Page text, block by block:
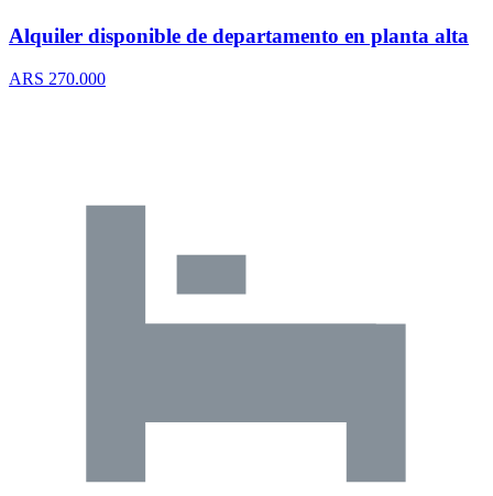
Alquiler disponible de departamento en planta alta
ARS 270.000